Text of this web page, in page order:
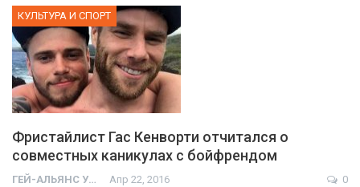
КУЛЬТУРА И СПОРТ
Фристайлист Гас Кенворти отчитался о
совместных каникулах с бойфрендом
ГЕЙ-АЛЬЯНС УКРАИНА Апр 22, 2016
0